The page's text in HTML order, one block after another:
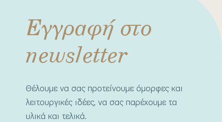
Εγγραφή στο
newsletter
Θέλουμε να σας προτείνουμε όμορφες και
λειτουργικές ιδέες, να σας παρέχουμε τα
υλικά και τελικά.